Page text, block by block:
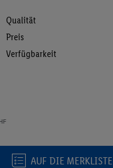
Qualität
Preis
Verfügbarkeit
AUF DIE MERKLISTE